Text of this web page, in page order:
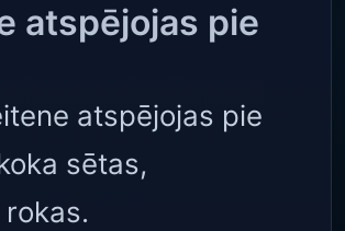
atspējojas pie
atspējojas pie
sētas,